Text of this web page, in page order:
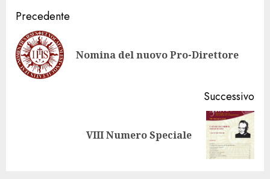
Navigazione
articolo
Precedente
Nomina del nuovo Pro-Direttore
Successivo
VIII Numero Speciale